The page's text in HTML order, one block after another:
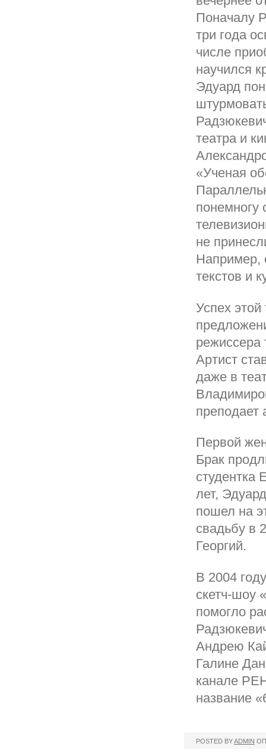
Поначалу
три года
числе
научился
Эдуард
театра и
«Ученая
понемногу
не
Например,
текстов и
Успех
режиссера
Артист
даже в
преподает
Первой
Брак
лет,
пошел на
свадьбу в
Георгий.
В 2004
скетч-шоу
помогло
Андрею
Галине
канале
название
POSTED BYADMIN